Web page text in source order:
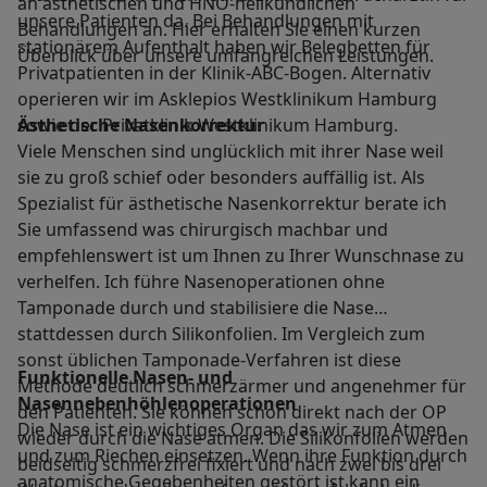
unsere Patienten da. Bei Behandlungen mit
stationärem Aufenthalt haben wir Belegbetten für
Privatpatienten in der Klinik-ABC-Bogen. Alternativ
operieren wir im Asklepios Westklinikum Hamburg
sowie der Privatklinik Westklinikum Hamburg.
Behandlungen an. Hier erhalten Sie einen kurzen
Überblick über unsere umfangreichen Leistungen.
Ästhetische Nasenkorrektur
Viele Menschen sind unglücklich mit ihrer Nase weil
sie zu groß schief oder besonders auffällig ist. Als
Spezialist für ästhetische Nasenkorrektur berate ich
Sie umfassend was chirurgisch machbar und
empfehlenswert ist um Ihnen zu Ihrer Wunschnase zu
verhelfen. Ich führe Nasenoperationen ohne
Tamponade durch und stabilisiere die Nase
stattdessen durch Silikonfolien. Im Vergleich zum
sonst üblichen Tamponade-Verfahren ist diese
Methode deutlich schmerzärmer und angenehmer für
den Patienten. Sie können schon direkt nach der OP
wieder durch die Nase atmen. Die Silikonfolien werden
beidseitig schmerzfrei fixiert und nach zwei bis drei
Funktionelle Nasen- und
Nasennebenhöhlenoperationen
Die Nase ist ein wichtiges Organ das wir zum Atmen
und zum Riechen einsetzen. Wenn ihre Funktion durch
anatomische Gegebenheiten gestört ist kann ein